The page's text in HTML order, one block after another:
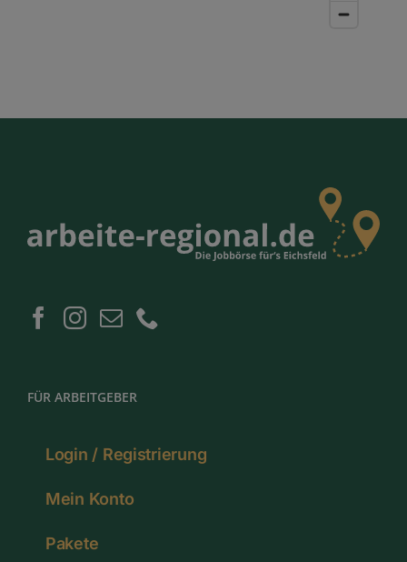
FÜR ARBEITGEBER
Login / Registrierung
Mein Konto
Pakete